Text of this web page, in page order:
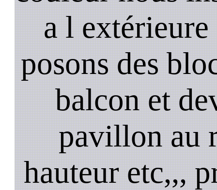
a l
posons des
balcon et
pavillon au
hauteur etc,,,